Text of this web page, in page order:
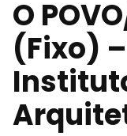
O
(Fixo)